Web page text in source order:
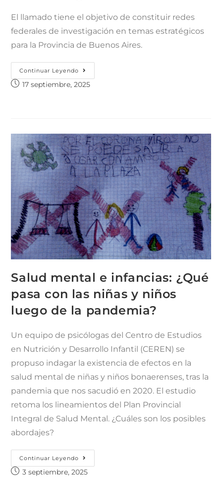
El llamado tiene el objetivo de constituir redes
federales de investigación en temas estratégicos
para la Provincia de Buenos Aires.
Continuar Leyendo
17 septiembre, 2025
Salud mental e infancias: ¿Qué
pasa con las niñas y niños
luego de la pandemia?
Un equipo de psicólogas del Centro de Estudios
en Nutrición y Desarrollo Infantil (CEREN) se
propuso indagar la existencia de efectos en la
salud mental de niñas y niños bonaerenses, tras la
pandemia que nos sacudió en 2020. El estudio
retoma los lineamientos del Plan Provincial
Integral de Salud Mental. ¿Cuáles son los posibles
abordajes?
Continuar Leyendo
3 septiembre, 2025